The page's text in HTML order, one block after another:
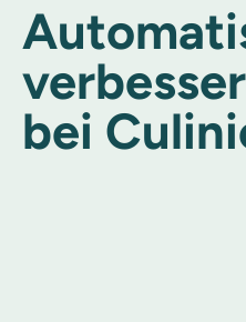
bei